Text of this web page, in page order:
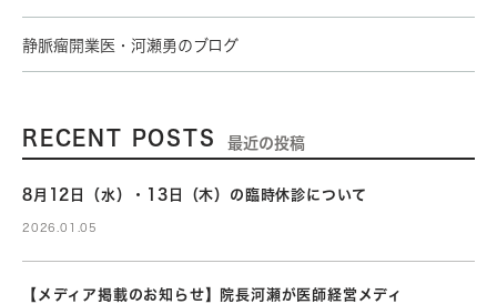
静脈瘤開業医・河瀬勇のブログ
RECENT POSTS 最近の投稿
8月12日（水）・13日（木）の臨時休診について
2026.01.05
【メディア掲載のお知らせ】院長河瀬が医師経営メディ